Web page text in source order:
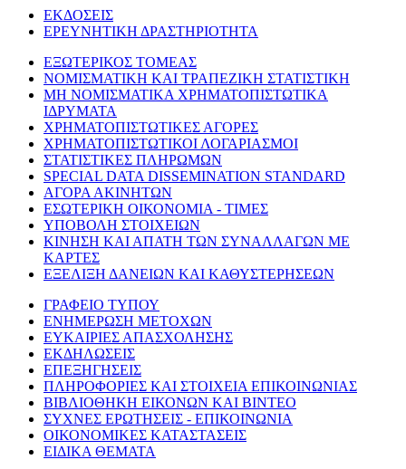
ΕΚΔΟΣΕΙΣ
ΕΡΕΥΝΗΤΙΚΗ ΔΡΑΣΤΗΡΙΟΤΗΤΑ
ΕΞΩΤΕΡΙΚΟΣ ΤΟΜΕΑΣ
ΝΟΜΙΣΜΑΤΙΚΗ ΚΑΙ ΤΡΑΠΕΖΙΚΗ ΣΤΑΤΙΣΤΙΚΗ
ΜΗ ΝΟΜΙΣΜΑΤΙΚΑ ΧΡΗΜΑΤΟΠΙΣΤΩΤΙΚΑ
ΙΔΡΥΜΑΤΑ
ΧΡΗΜΑΤΟΠΙΣΤΩΤΙΚΕΣ ΑΓΟΡΕΣ
ΧΡΗΜΑΤΟΠΙΣΤΩΤΙΚΟΙ ΛΟΓΑΡΙΑΣΜΟΙ
ΣΤΑΤΙΣΤΙΚΕΣ ΠΛΗΡΩΜΩΝ
SPECIAL DATA DISSEMINATION STANDARD
ΑΓΟΡΑ ΑΚΙΝΗΤΩΝ
ΕΣΩΤΕΡΙΚΗ ΟΙΚΟΝΟΜΙΑ - ΤΙΜΕΣ
ΥΠΟΒΟΛΗ ΣΤΟΙΧΕΙΩΝ
ΚΙΝΗΣΗ ΚΑΙ ΑΠΑΤΗ ΤΩΝ ΣΥΝΑΛΛΑΓΩΝ ΜΕ
ΚΑΡΤΕΣ
ΕΞΕΛΙΞΗ ΔΑΝΕΙΩΝ ΚΑΙ ΚΑΘΥΣΤΕΡΗΣΕΩΝ
ΓΡΑΦΕΙΟ ΤΥΠΟΥ
ΕΝΗΜΕΡΩΣΗ ΜΕΤΟΧΩΝ
ΕΥΚΑΙΡΙΕΣ ΑΠΑΣΧΟΛΗΣΗΣ
ΕΚΔΗΛΩΣΕΙΣ
ΕΠΕΞΗΓΗΣΕΙΣ
ΠΛΗΡΟΦΟΡΙΕΣ ΚΑΙ ΣΤΟΙΧΕΙΑ ΕΠΙΚΟΙΝΩΝΙΑΣ
ΒΙΒΛΙΟΘΗΚΗ ΕΙΚΟΝΩΝ ΚΑΙ ΒΙΝΤΕΟ
ΣΥΧΝΕΣ ΕΡΩΤΗΣΕΙΣ - ΕΠΙΚΟΙΝΩΝΙΑ
ΟΙΚΟΝΟΜΙΚΕΣ ΚΑΤΑΣΤΑΣΕΙΣ
ΕΙΔΙΚΑ ΘΕΜΑΤΑ